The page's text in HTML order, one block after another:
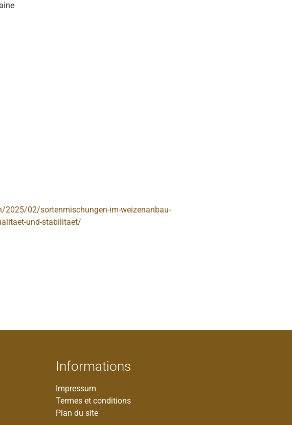
02/sortenmischungen-im-weizenanbau-
und-stabilitaet/
Informations
Impressum
Termes et conditions
Plan du site